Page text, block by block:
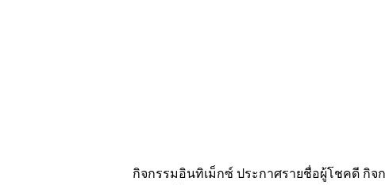
กิจกรรมอินทิเม็กซ์ ประกาศรายชื่อผู้โชคดี กิ